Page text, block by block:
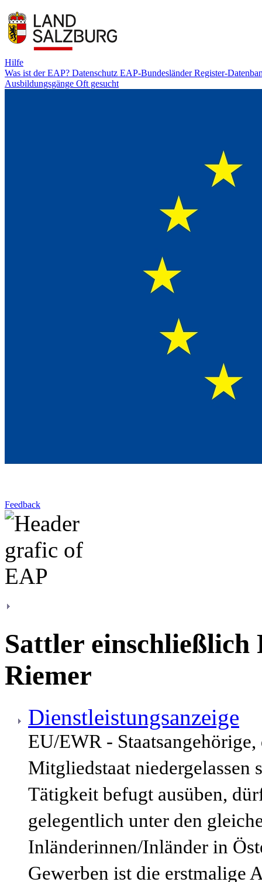
Hilfe
Was ist der EAP? Datenschutz EAP-BundesländerRegister-
Ausbildungsgänge Oft gesucht
Feedback
Sattler
Riemer
Dienstleistungsanzeige
EU/EWR -
Mitgliedstaat
Tätigkeit befugt ausüben,
gelegentlich unter den
Inländerinnen/Inländer in
Gewerben ist die erstmalige